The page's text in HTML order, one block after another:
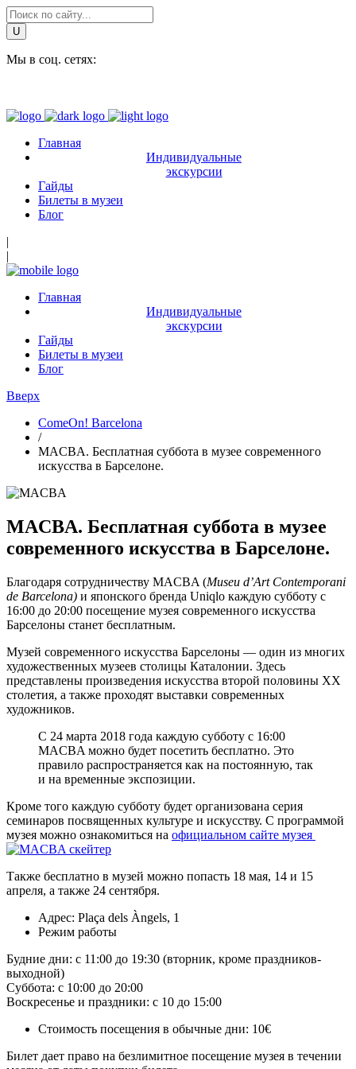
Мы в соц. сетях:
Главная
Индивидуальные
экскурсии
Гайды
Билеты в музеи
Блог
|
|
Главная
Индивидуальные
экскурсии
Гайды
Билеты в музеи
Блог
Вверх
ComeOn! Barcelona
/
MACBA. Бесплатная суббота в музее современного
искусства в Барселоне.
MACBA. Бесплатная суббота в музее
современного искусства в Барселоне.
Благодаря сотрудничеству MACBA (Museu d’Art Contemporani
de Barcelona) и японского бренда Uniqlo каждую субботу с
16:00 до 20:00 посещение музея современного искусства
Барселоны станет бесплатным.
Музей современного искусства Барселоны — один из многих
художественных музеев столицы Каталонии. Здесь
представлены произведения искусства второй половины XX
столетия, а также проходят выставки современных
художников.
С 24 марта 2018 года каждую субботу с 16:00
MACBA можно будет посетить бесплатно. Это
правило распространяется как на постоянную, так
и на временные экспозиции.
Кроме того каждую субботу будет организована серия
семинаров посвященных культуре и искусству. С программой
музея можно ознакомиться на официальном сайте музея
Также бесплатно в музей можно попасть 18 мая, 14 и 15
апреля, а также 24 сентября.
Адрес: Plaça dels Àngels, 1
Режим работы
Будние дни: с 11:00 до 19:30 (вторник, кроме праздников-
выходной)
Суббота: с 10:00 до 20:00
Воскресенье и праздники: с 10 до 15:00
Стоимость посещения в обычные дни: 10€
Билет дает право на безлимитное посещение музея в течении